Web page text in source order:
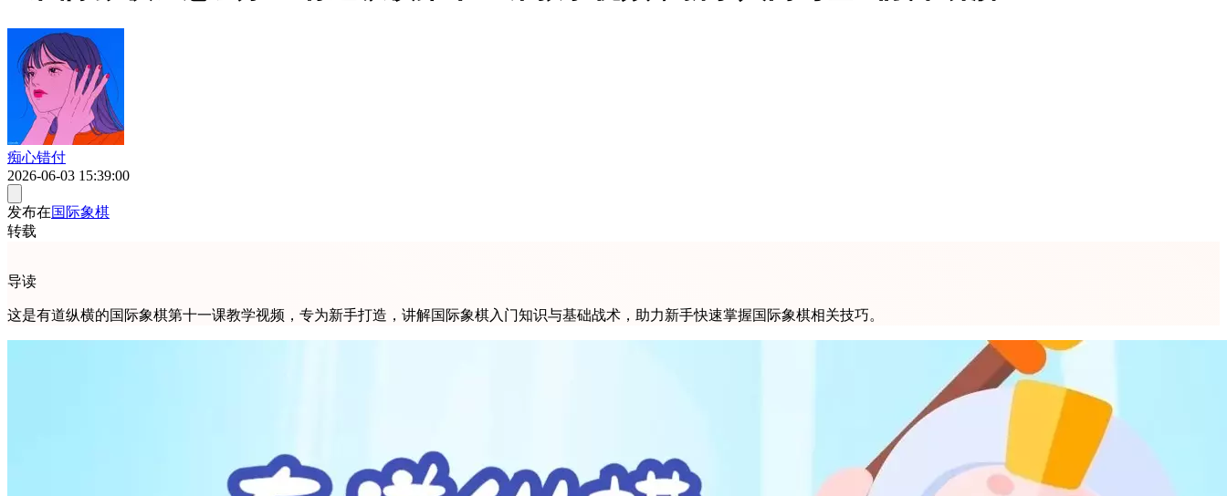
痴心错付
2026-06-03 15:39:00
发布在国际象棋
转载
导读
这是有道纵横的国际象棋第十一课教学视频，专为新手打造，讲解国际象棋入门知识与基础战术，助力新手快速掌握国际象棋相关技巧。